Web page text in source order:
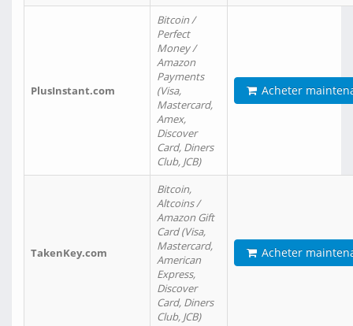
PlusInstant.com
Bitcoin /
Perfect
Money /
Amazon
Payments
(Visa,
Mastercard,
Amex,
Discover
Card, Diners
Club, JCB)
Acheter
TakenKey.com
Bitcoin,
Altcoins /
Amazon Gift
Card (Visa,
Mastercard,
American
Express,
Discover
Card, Diners
Club, JCB)
Acheter